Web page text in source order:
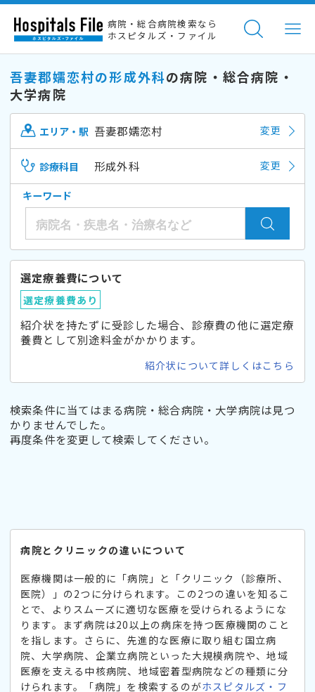
病院・総合病院検索なら
ホスピタルズ・ファイル
吾妻郡嬬恋村の形成外科の病院・総合病院・
大学病院
エリア・駅 吾妻郡嬬恋村 変更
診療科目 形成外科 変更
キーワード
選定療養費について
選定療養費あり
紹介状を持たずに受診した場合、診療費の他に選定療
養費として別途料金がかかります。
紹介状について詳しくはこちら
検索条件に当てはまる病院・総合病院・大学病院は見つ
かりませんでした。
再度条件を変更して検索してください。
病院とクリニックの違いについて
医療機関は一般的に「病院」と「クリニック（診療所、
医院）」の2つに分けられます。この2つの違いを知るこ
とで、よりスムーズに適切な医療を受けられるようにな
ります。まず病院は20以上の病床を持つ医療機関のこと
を指します。さらに、先進的な医療に取り組む国立病
院、大学病院、企業立病院といった大規模病院や、地域
医療を支える中核病院、地域密着型病院などの種類に分
けられます。「病院」を検索するのがホスピタルズ・フ